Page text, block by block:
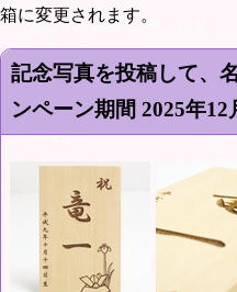
箱に変更されます。
記念写真を投稿して、
ンペーン期間 2025年12